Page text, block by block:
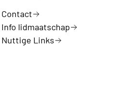
Contact
Info lidmaatschap
Nuttige Links